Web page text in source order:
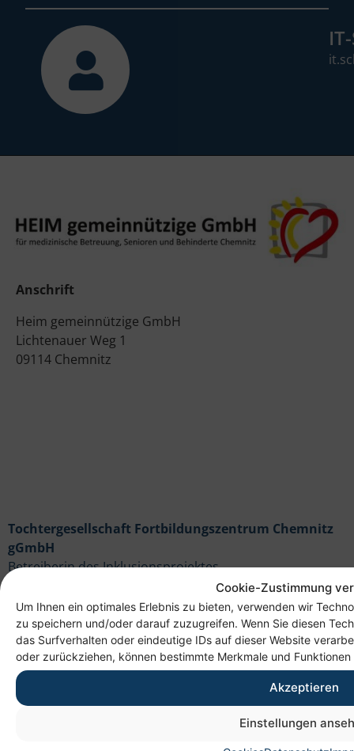
Cookie-Zustimmung
Um Ihnen ein optimales Erlebnis zu bieten, verwenden wir
zu speichern und/oder darauf zuzugreifen. Wenn Sie diesen
das Surfverhalten oder eindeutige IDs auf dieser Website
oder zurückziehen, können bestimmte Merkmale und
Akzeptieren
Einstellungen
Anschrift
Heim gemeinnützige GmbH
Lichtenauer Weg 1
09114 Chemnitz
Links
Cookies
Tochtergesellschaft Fortbildungszentrum Chemnitz
gGmbH
Betreiberin des Inklusionsprojektes